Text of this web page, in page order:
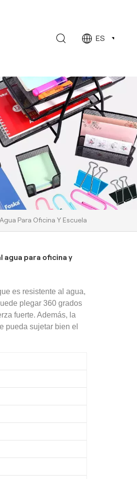
ES
Para Oficina Y Escuela
para oficina y
es resistente al agua,
plegar 360 grados
fuerte. Además, la
pueda sujetar bien el